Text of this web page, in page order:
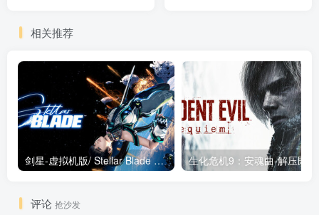
相关推荐
剑星-虚拟机版/ Stellar Blade v1.4.1|Build.19963153 终极版新补丁 送修改器 免安装中文版
评论 抢沙发